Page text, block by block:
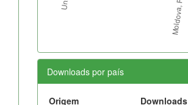
Downloads por país
Origem Downloads